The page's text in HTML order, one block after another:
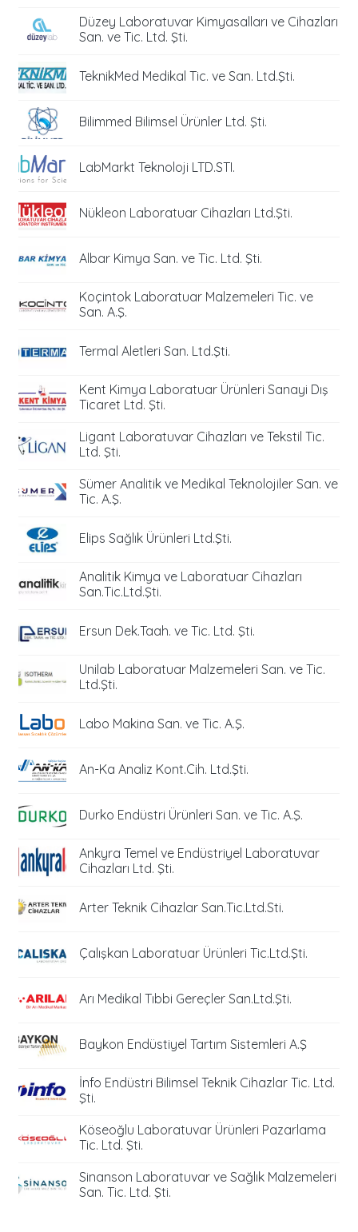
Düzey Laboratuvar Kimyasalları ve Cihazları
San. ve Tic. Ltd. Şti.
TeknikMed Medikal Tic. ve San. Ltd.Şti.
Bilimmed Bilimsel Ürünler Ltd. Şti.
LabMarkt Teknoloji LTD.STI.
Nükleon Laboratuar Cihazları Ltd.Şti.
Albar Kimya San. ve Tic. Ltd. Şti.
Koçintok Laboratuar Malzemeleri Tic. ve
San. A.Ş.
Termal Aletleri San. Ltd.Şti.
Kent Kimya Laboratuar Ürünleri Sanayi Dış
Ticaret Ltd. Şti.
Ligant Laboratuvar Cihazları ve Tekstil Tic.
Ltd. Şti.
Sümer Analitik ve Medikal Teknolojiler San. ve
Tic. A.Ş.
Elips Sağlık Ürünleri Ltd.Şti.
Analitik Kimya ve Laboratuar Cihazları
San.Tic.Ltd.Şti.
Ersun Dek.Taah. ve Tic. Ltd. Şti.
Unilab Laboratuar Malzemeleri San. ve Tic.
Ltd.Şti.
Labo Makina San. ve Tic. A.Ş.
An-Ka Analiz Kont.Cih. Ltd.Şti.
Durko Endüstri Ürünleri San. ve Tic. A.Ş.
Ankyra Temel ve Endüstriyel Laboratuvar
Cihazları Ltd. Şti.
Arter Teknik Cihazlar San.Tic.Ltd.Sti.
Çalışkan Laboratuar Ürünleri Tic.Ltd.Şti.
Arı Medikal Tıbbi Gereçler San.Ltd.Şti.
Baykon Endüstiyel Tartım Sistemleri A.Ş
İnfo Endüstri Bilimsel Teknik Cihazlar Tic. Ltd.
Şti.
Köseoğlu Laboratuvar Ürünleri Pazarlama
Tic. Ltd. Şti.
Sinanson Laboratuvar ve Sağlık Malzemeleri
San. Tic. Ltd. Şti.